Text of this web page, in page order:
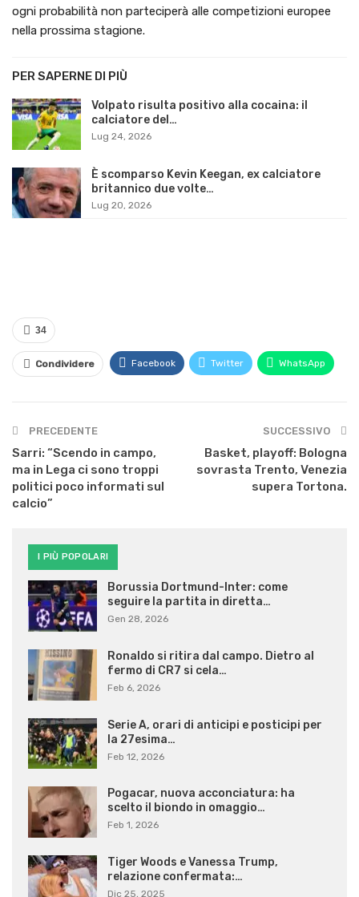
ogni probabilità non parteciperà alle competizioni europee
nella prossima stagione.
PER SAPERNE DI PIÙ
Volpato risulta positivo alla cocaina: il
calciatore del…
Lug 24, 2026
È scomparso Kevin Keegan, ex calciatore
britannico due volte…
Lug 20, 2026
34
Condividere Facebook Twitter WhatsApp
PRECEDENTE
Sarri: “Scendo in campo,
ma in Lega ci sono troppi
politici poco informati sul
calcio”
SUCCESSIVO
Basket, playoff: Bologna
sovrasta Trento, Venezia
supera Tortona.
I PIÙ POPOLARI
Borussia Dortmund-Inter: come
seguire la partita in diretta…
Gen 28, 2026
Ronaldo si ritira dal campo. Dietro al
fermo di CR7 si cela…
Feb 6, 2026
Serie A, orari di anticipi e posticipi per
la 27esima…
Feb 12, 2026
Pogacar, nuova acconciatura: ha
scelto il biondo in omaggio…
Feb 1, 2026
Tiger Woods e Vanessa Trump,
relazione confermata:…
Dic 25, 2025